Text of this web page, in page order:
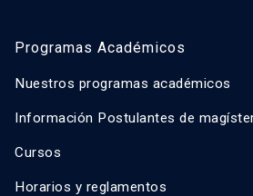
Programas Académicos
Nuestros programas académicos
Información Postulantes de
Cursos
Horarios y reglamentos